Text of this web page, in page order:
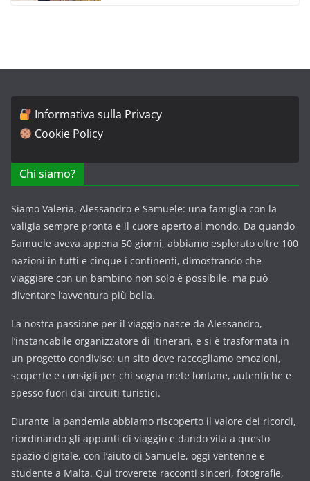
Informativa sulla Privacy
Cookie Policy
Chi siamo?
Siamo Valeria, Alessandro e Samuele: una famiglia con la
valigia sempre pronta e il cuore aperto al mondo. Da quando
Samuele aveva appena 50 giorni, abbiamo esplorato oltre 100
nazioni in tutti e cinque i continenti, dimostrando che
viaggiare con un bambino non solo è possibile, ma può
diventare l’avventura più bella.
La nostra passione per il viaggio nasce da Alessandro,
l’instancabile organizzatore di itinerari, e si è trasformata in
un progetto condiviso: un sito dove raccogliamo emozioni,
scoperte e consigli per chi sogna mete lontane, autentiche e
spesso fuori dai circuiti turistici.
Durante la pandemia abbiamo riscoperto il valore dei ricordi,
riordinando gli appunti di viaggio e dando vita a questo
spazio digitale, con l’aiuto di Samuele, oggi ventenne e
studente a Malta. Qui troverete racconti sinceri, fotografie,